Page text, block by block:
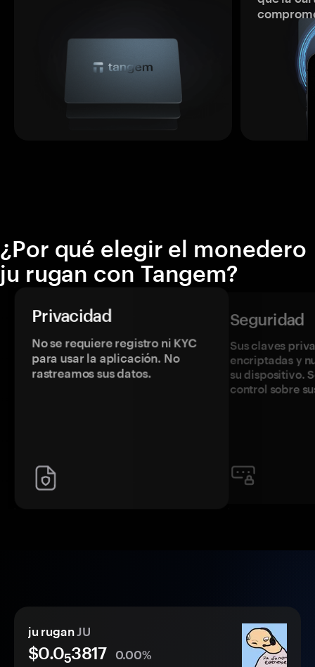
¿Por qué elegir el monedero
ju rugan con Tangem?
Privacidad
No se requiere registro ni KYC
para usar la aplicación. No
rastreamos sus datos.
Seguridad
Sus claves
encriptadas y
su dispositivo.
control sobre
ju ruganJU
$0.053817
0.00%